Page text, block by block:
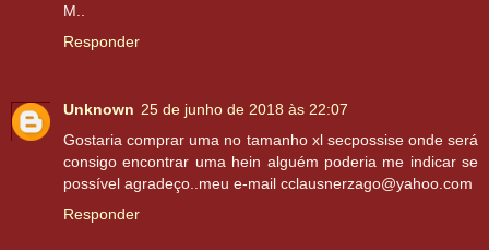
M..
Responder
Unknown 25 de junho de 2018 às 22:07
Gostaria comprar uma no tamanho xl secpossise onde será
consigo encontrar uma hein alguém poderia me indicar se
possível agradeço..meu e-mail cclausnerzago@yahoo.com
Responder